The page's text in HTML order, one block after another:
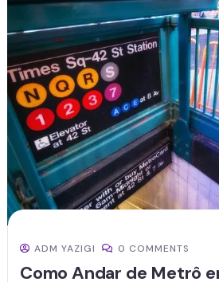
ADM YAZIGI 0 COMMENTS
Como Andar de Metrô